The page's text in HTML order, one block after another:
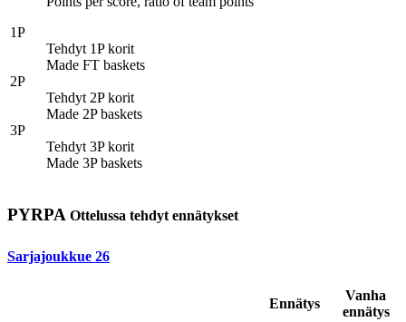
1P
Tehdyt 1P korit
Made FT baskets
2P
Tehdyt 2P korit
Made 2P baskets
3P
Tehdyt 3P korit
Made 3P baskets
PYRPA Ottelussa tehdyt ennätykset
Sarjajoukkue 26
Ennätys
Vanha
ennätys